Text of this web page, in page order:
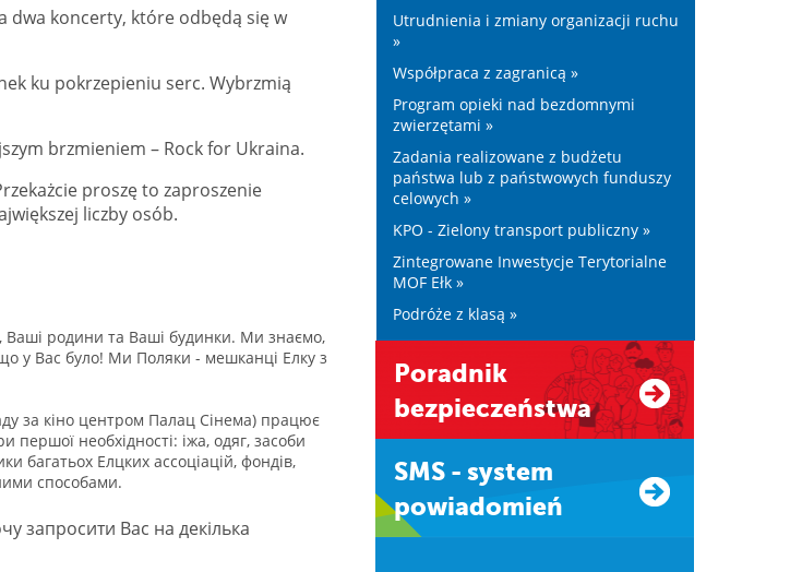
dwa koncerty, które odbędą się w
ku pokrzepieniu serc. Wybrzmią
brzmieniem – Rock for Ukraina.
proszę to zaproszenie
liczby osób.
родини та Ваші будинки. Ми знаємо,
у Вас було! Ми Поляки - мешканці Елку з
за кіно центром Палац Сінема) працює
необхідності: іжа, одяг, засоби
багатьох Елцких ассоціацій, фондів,
способами.
запросити Вас на декілька
Utrudnienia i zmiany organizacji ruchu
»
Współpraca z zagranicą »
Program opieki nad bezdomnymi
zwierzętami »
Zadania realizowane z budżetu
państwa lub z państwowych funduszy
celowych »
KPO - Zielony transport publiczny »
Zintegrowane Inwestycje Terytorialne
MOF Ełk »
Podróże z klasą »
Poradnik
bezpieczeństwa
SMS - system
powiadomień